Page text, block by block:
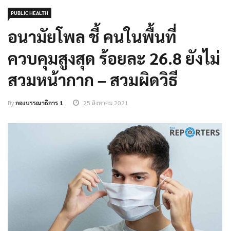
PUBLIC HEALTH
อนามัยโพล ชี้ คนในพื้นที่
ควบคุมสูงสุด ร้อยละ 26.8 ยังไม่
สวมหน้ากาก – สวมผิดวิธี
Byกองบรรณาธิการ 1 25 สิงหาคม 2021